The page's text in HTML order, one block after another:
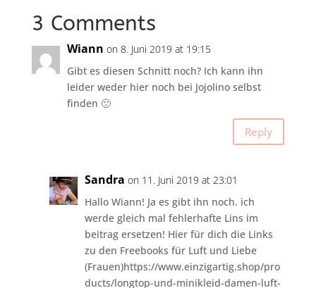
3 Comments
Wiann on 8. Juni 2019 at 19:15
Gibt es diesen Schnitt noch? Ich kann ihn
leider weder hier noch bei Jojolino selbst
finden 🙁
Reply
Sandra on 11. Juni 2019 at 23:01
Hallo Wiann! Ja es gibt ihn noch. ich
werde gleich mal fehlerhafte Lins im
beitrag ersetzen! Hier für dich die Links
zu den Freebooks für Luft und Liebe
(Frauen)https://www.einzigartig.shop/pro
ducts/longtop-und-minikleid-damen-luft-